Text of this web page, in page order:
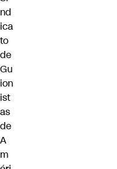
nd
ica
to
de
Gu
ion
ist
as
de
A
m